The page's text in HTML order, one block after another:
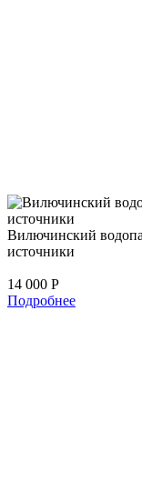
Вилючинский
источники
14 000 Р
Подробнее